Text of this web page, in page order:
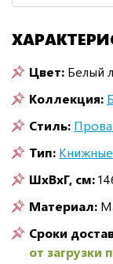
Цвет: Белый
Коллекция:
Стиль:
Тип:
ШxВxГ, см:
Материал:
Сроки
от загрузки